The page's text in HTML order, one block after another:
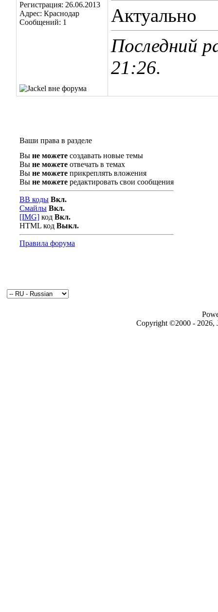
Регистрация: 26.06.2013
Адрес: Краснодар
Сообщений: 1
Актуально
Последний
21:26.
Ваши права в разделе
Вы не можете создавать новые темы
Вы не можете отвечать в темах
Вы не можете прикреплять вложения
Вы не можете редактировать свои сообщения
BB коды Вкл.
Смайлы Вкл.
[IMG] код Вкл.
HTML код Выкл.
Правила форума
Copyright ©2000 - 2026,